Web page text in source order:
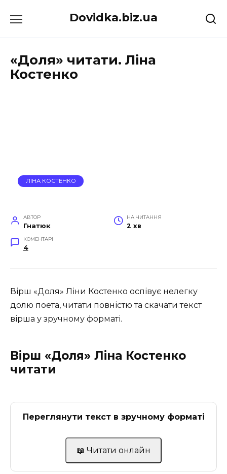
до
Dovidka.biz.ua
«Доля» читати. Ліна
Костенко
ЛІНА КОСТЕНКО
АВТОР
Гнатюк
НА ЧИТАННЯ
2 хв
КОМЕНТАРІ
4
Вірш «Доля» Ліни Костенко оспівує нелегку
долю поета, читати повністю та скачати текст
вірша у зручному форматі.
Вірш «Доля» Ліна Костенко
читати
Переглянути текст в зручному форматі
📖 Читати онлайн